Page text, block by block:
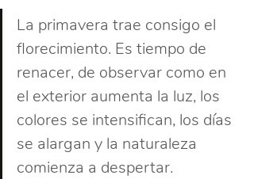
La primavera trae consigo el
florecimiento. Es tiempo de
renacer, de observar como en
el exterior aumenta la luz, los
colores se intensifican, los días
se alargan y la naturaleza
comienza a despertar.